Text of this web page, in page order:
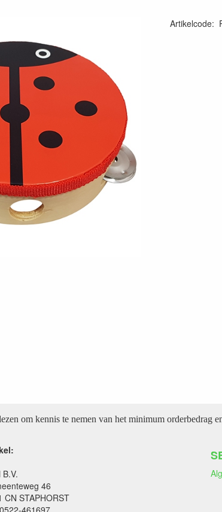
Artikelcode:
om kennis te nemen van het minimum orderbedrag
B.V.
46
CN STAPHORST
461697